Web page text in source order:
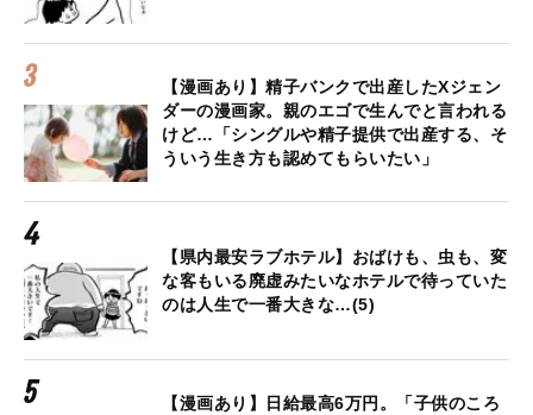
【漫画あり】精子バンクで出産したXジェン
ダーの漫画家。親のエゴで生んでと言われる
けど…「シングルや精子提供で出産する、そ
ういう生き方も認めてもらいたい」
【県内最安ラブホテル】おばけも、虫も、変
な客もいる廃虚みたいなホテルで待っていた
のは人生で一番大きな…(5)
【漫画あり】日給最高6万円。「子供のころ